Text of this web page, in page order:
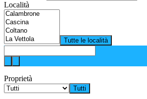
Località
Tutte le località
Proprietà
Tutti